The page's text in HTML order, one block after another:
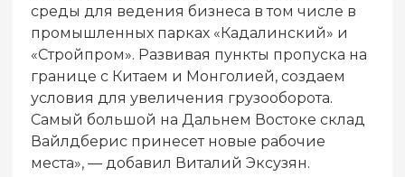
среды для ведения бизнеса в том числе в
промышленных парках «Кадалинский» и
«Стройпром». Развивая пункты пропуска на
границе с Китаем и Монголией, создаем
условия для увеличения грузооборота.
Самый большой на Дальнем Востоке склад
Вайлдберис принесет новые рабочие
места», — добавил Виталий Эксузян.